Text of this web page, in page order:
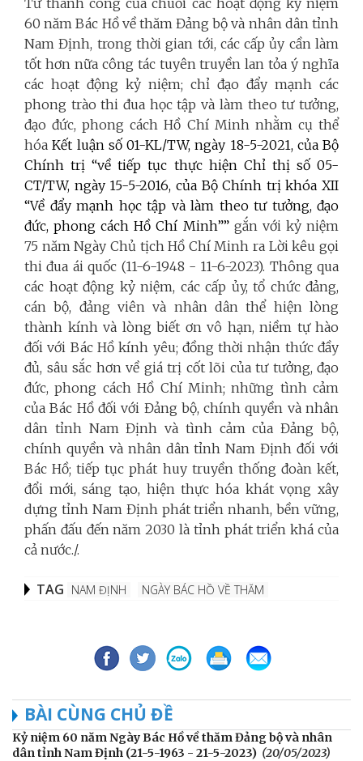
60 năm Bác Hồ về thăm Đảng bộ và nhân dân tỉnh
Nam Định, trong thời gian tới, các cấp ủy cần làm
tốt hơn nữa công tác tuyên truyền lan tỏa ý nghĩa
các hoạt động kỷ niệm; chỉ đạo đẩy mạnh các
phong trào thi đua học tập và làm theo tư tưởng,
đạo đức, phong cách Hồ Chí Minh nhằm cụ thể
hóaKết luận số 01-KL/TW, ngày 18-5-2021, của Bộ
Chính trị “về tiếp tục thực hiện Chỉ thị số 05-
CT/TW, ngày 15-5-2016, của Bộ Chính trị khóa XII
“Về đẩy mạnh học tập và làm theo tư tưởng, đạo
đức, phong cách Hồ Chí Minh”” gắn với kỷ niệm
75 năm Ngày Chủ tịch Hồ Chí Minh ra Lời kêu gọi
thi đua ái quốc (11-6-1948 - 11-6-2023). Thông qua
các hoạt động kỷ niệm, các cấp ủy, tổ chức đảng,
cán bộ, đảng viên và nhân dân thể hiện lòng
thành kính và lòng biết ơn vô hạn, niềm tự hào
đối với Bác Hồ kính yêu; đồng thời nhận thức đầy
đủ, sâu sắc hơn về giá trị cốt lõi của tư tưởng, đạo
đức, phong cách Hồ Chí Minh; những tình cảm
của Bác Hồ đối với Đảng bộ, chính quyền và nhân
dân tỉnh Nam Định và tình cảm của Đảng bộ,
chính quyền và nhân dân tỉnh Nam Định đối với
Bác Hồ; tiếp tục phát huy truyền thống đoàn kết,
đổi mới, sáng tạo, hiện thực hóa khát vọng xây
dựng tỉnh Nam Định phát triển nhanh, bền vững,
phấn đấu đến năm 2030 là tỉnh phát triển khá của
cả nước./.
TAG NAM ĐỊNH NGÀY BÁC HỒ VỀ THĂM
BÀI CÙNG CHỦ ĐỀ
Kỷ niệm 60 năm Ngày Bác Hồ về thăm Đảng bộ và nhân
dân tỉnh Nam Định (21-5-1963 - 21-5-2023) (20/05/2023)